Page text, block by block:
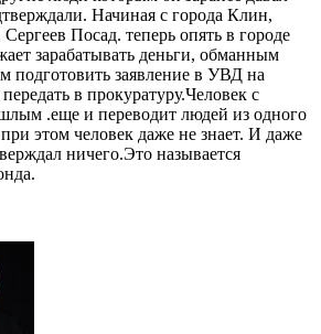
Начиная с города Клин,
Посад. теперь опять в городе
зарабатывать деньги, обманным
подготовить заявление в УВД на
в прокуратуру.Человек с
.еще и переводит людей из одного
этом человек даже не знает. И даже
ничего.Это называется